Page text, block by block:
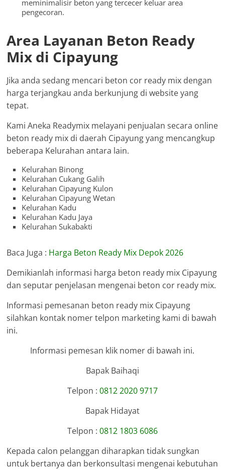
meminimalisir beton yang tercecer keluar area
pengecoran.
Area Layanan Beton Ready
Mix di Cipayung
Jika anda sedang mencari beton cor ready mix dengan
harga terjangkau anda berkunjung di website yang
tepat.
Kami Aneka Readymix melayani penjualan secara online
beton ready mix di daerah Cipayung yang mencangkup
beberapa Kelurahan antara lain.
Kelurahan Binong
Kelurahan Cukang Galih
Kelurahan Cipayung Kulon
Kelurahan Cipayung Wetan
Kelurahan Kadu
Kelurahan Kadu Jaya
Kelurahan Sukabakti
Baca Juga : Harga Beton Ready Mix Depok 2026
Demikianlah informasi harga beton ready mix Cipayung
dan seputar penjelasan mengenai beton cor ready mix.
Informasi pemesanan beton ready mix Cipayung
silahkan kontak nomer telpon marketing kami di bawah
ini.
Informasi pemesan klik nomer di bawah ini.
Bapak Baihaqi
Telpon : 0812 2020 9717
Bapak Hidayat
Telpon : 0812 1803 6086
Kepada calon pelanggan diharapkan tidak sungkan
untuk bertanya dan berkonsultasi mengenai kebutuhan